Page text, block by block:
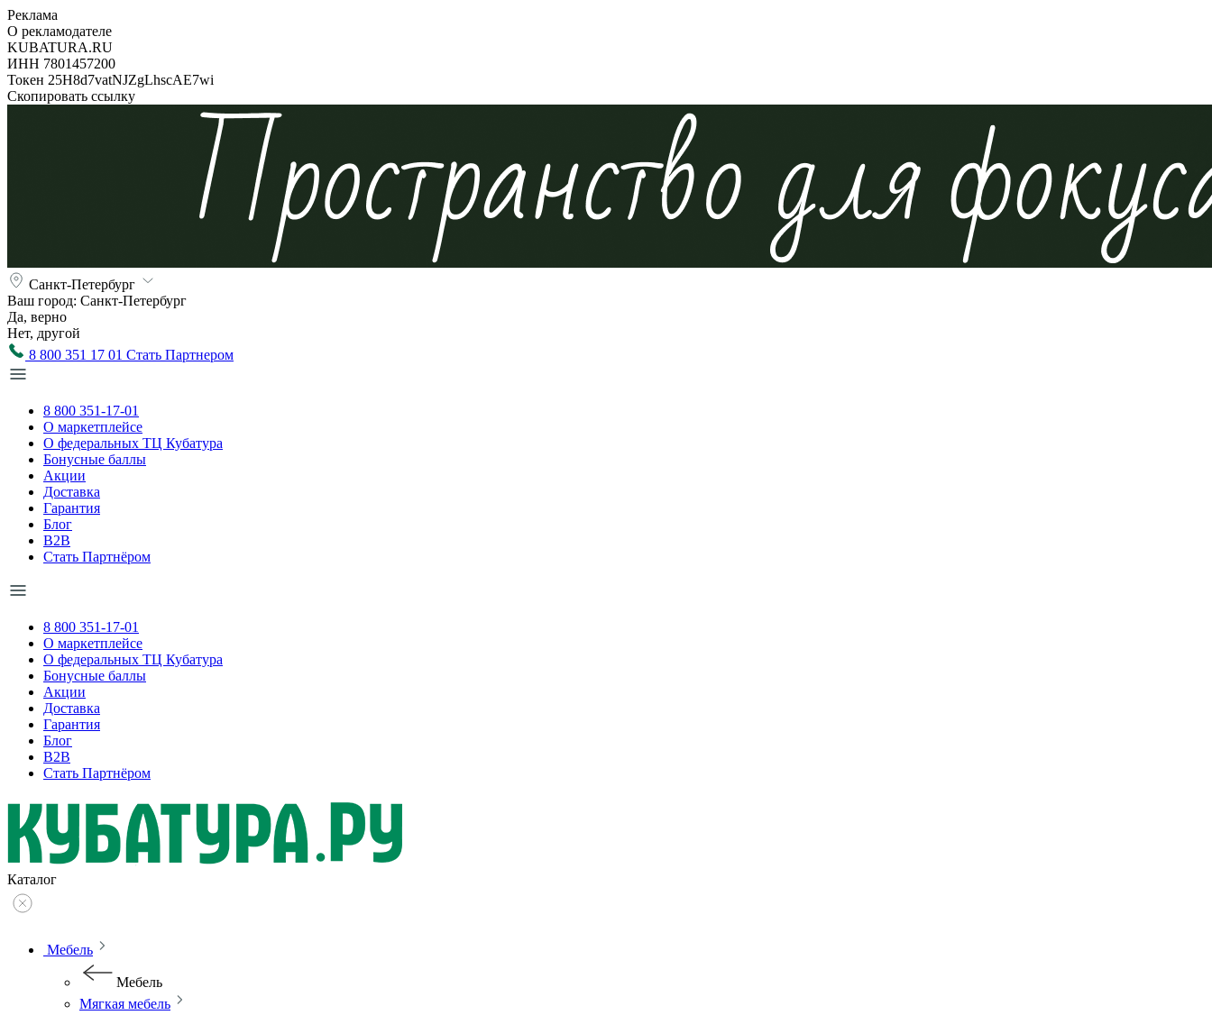
Реклама
О рекламодателе
KUBATURA.RU
ИНН 7801457200
Токен 25H8d7vatNJZgLhscAE7wi
Скопировать ссылку
Санкт-Петербург
Ваш город: Санкт-Петербург
Да, верно
Нет, другой
8 800 351 17 01 Стать Партнером
8 800 351-17-01
О маркетплейсе
О федеральных ТЦ Кубатура
Бонусные баллы
Акции
Доставка
Гарантия
Блог
B2B
Стать Партнёром
8 800 351-17-01
О маркетплейсе
О федеральных ТЦ Кубатура
Бонусные баллы
Акции
Доставка
Гарантия
Блог
B2B
Стать Партнёром
Каталог
Мебель
Мебель
Мягкая мебель